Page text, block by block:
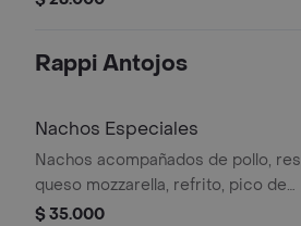
Rappi Antojos
Nachos Especiales
Nachos acompañados de pollo,
queso mozzarella, refrito, pico de
gallo, guacamole y sour cream.
$ 35.000